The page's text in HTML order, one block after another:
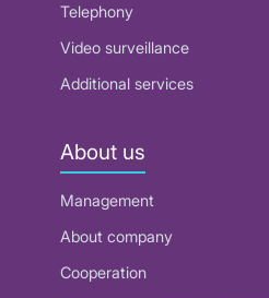
Telephony
Video surveillance
Additional services
About us
Management
About company
Cooperation